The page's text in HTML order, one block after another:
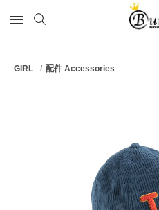
GIRL 配件 Accessories